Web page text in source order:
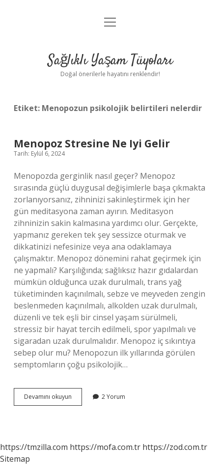
Anasayfa
Yasal Uyarı
menüyü
Sağlıklı Yaşam Tüyoları
Doğal önerilerle hayatını renklendir!
Etiket: Menopozun psikolojik belirtileri nelerdir
Menopoz Stresine Ne Iyi Gelir
Tarih: Eylül 6, 2024
Menopozda gerginlik nasıl geçer? Menopoz
sırasında güçlü duygusal değişimlerle başa çıkmakta
zorlanıyorsanız, zihninizi sakinleştirmek için her
gün meditasyona zaman ayırın. Meditasyon
zihninizin sakin kalmasına yardımcı olur. Gerçekte,
yapmanız gereken tek şey sessizce oturmak ve
dikkatinizi nefesinize veya ana odaklamaya
çalışmaktır. Menopoz dönemini rahat geçirmek için
ne yapmalı? Karşılığında; sağlıksız hazır gıdalardan
mümkün olduğunca uzak durulmalı, trans yağ
tüketiminden kaçınılmalı, sebze ve meyveden zengin
beslenmeden kaçınılmalı, alkolden uzak durulmalı,
düzenli ve tek eşli bir cinsel yaşam sürülmeli,
stressiz bir hayat tercih edilmeli, spor yapılmalı ve
sigaradan uzak durulmalıdır. Menopoz iç sıkıntıya
sebep olur mu? Menopozun ilk yıllarında görülen
semptomların çoğu psikolojik…
Devamını okuyun Menopoz
Stresine
2 Yorum
https://tmzilla.com https://mofa.com.tr https://zod.com.tr
Sitemap